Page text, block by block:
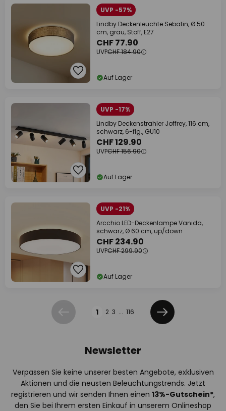
UVP -57%
Lindby Deckenleuchte Sebatin, Ø 50
cm, grau, Stoff, E27
CHF 77.90
UVPCHF 184.90
Auf Lager
UVP -17%
Lindby Deckenstrahler Joffrey, 116 cm,
schwarz, 6-flg., GU10
CHF 129.90
UVPCHF 156.90
Auf Lager
UVP -21%
Arcchio LED-Deckenlampe Vanida,
schwarz, Ø 60 cm, up/down
CHF 234.90
UVPCHF 299.90
Auf Lager
Zurück 1 2 3 ... 116
Weiter
Newsletter
Verpassen Sie keine unserer besten Angebote, exklusiven
Aktionen und die neusten Beleuchtungstrends. Jetzt
registrieren und wir senden Ihnen einen 13%-Gutschein*,
den Sie bei Ihrem ersten Einkauf in unserem Onlineshop